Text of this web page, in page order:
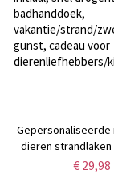
Gepersonaliseerde
dieren
snel drogende
€ 29,98